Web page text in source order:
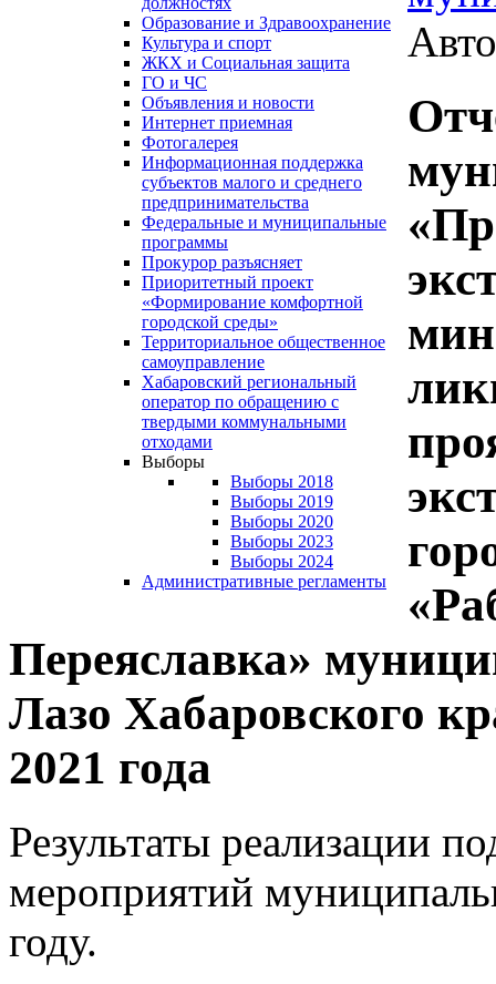
Образование и Здравоохранение
Культура и спорт
ЖКХ и Социальная защита
ГО и ЧС
Объявления и новости
Интернет приемная
Фотогалерея
Информационная поддержка
субъектов малого и среднего
предпринимательства
Федеральные и муниципальные
программы
Прокурор разъясняет
Приоритетный проект
«Формирование комфортной
городской среды»
Территориальное общественное
самоуправление
Хабаровский региональный
оператор по обращению с
твердыми коммунальными
отходами
Выборы
Выборы 2018
Выборы 2019
Выборы 2020
Выборы 2023
Выборы 2024
Административные регламенты
Переяславка»
Лазо Хабаровского
2021 года
Результаты реализации
мероприятий
году.